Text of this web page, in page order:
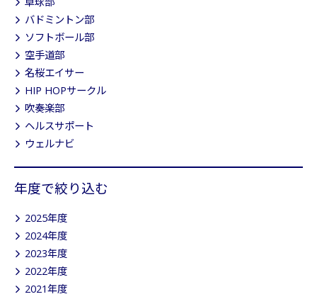
バドミントン部
ソフトボール部
空手道部
名桜エイサー
HIP HOPサークル
吹奏楽部
ヘルスサポート
ウェルナビ
年度で絞り込む
2025年度
2024年度
2023年度
2022年度
2021年度